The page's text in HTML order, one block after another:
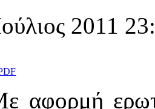
2011
αφορμή